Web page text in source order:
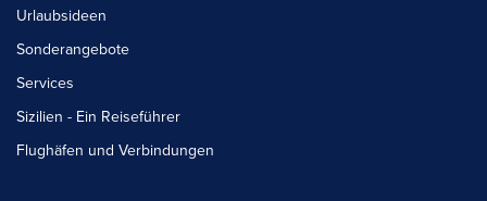
Urlaubsideen
Sonderangebote
Services
Sizilien - Ein Reiseführer
Flughäfen und Verbindungen